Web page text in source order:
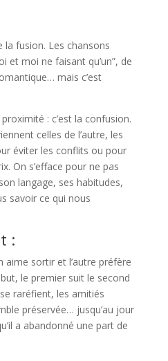
la fusion. Les chansons
et moi ne faisant qu’un”, de
mais c’est
: c’est la confusion.
celles de l’autre, les
éviter les conflits ou pour
On s’efface pour ne pas
langage, ses habitudes,
savoir ce qui nous
:
aime sortir et l’autre préfère
le premier suit le second
raréfient, les amitiés
préservée… jusqu’au jour
a abandonné une part de